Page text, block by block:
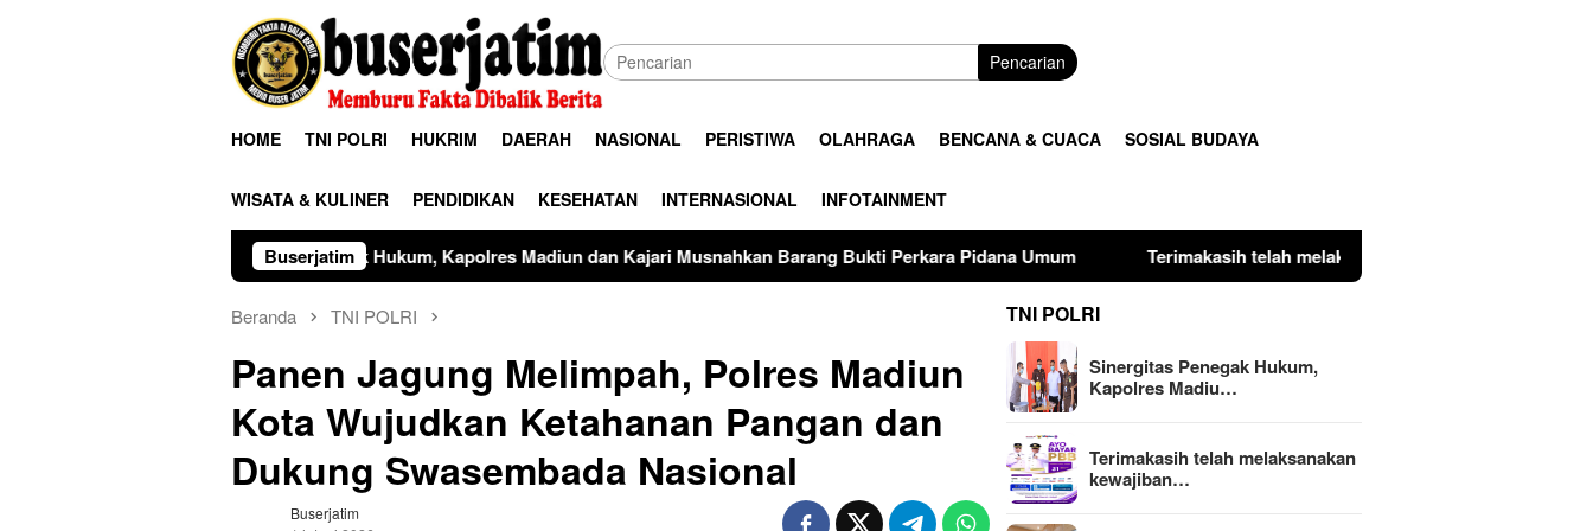
Pencarian
HOME TNI POLRI HUKRIM DAERAH NASIONAL PERISTIWA OLAHRAGA BENCANA & CUACA SOSIAL BUDAYA
WISATA & KULINER PENDIDIKAN KESEHATAN INTERNASIONAL INFOTAINMENT
Buserjatim
Penegak Hukum, Kapolres Madiun dan Kajari Musnahkan Barang Bukti Perkara Pidana Umum Terimakasih telah melaksanakan kewajiban perpajakan daerah tepat waktu
Beranda TNI POLRI
Panen Jagung Melimpah, Polres Madiun
Kota Wujudkan Ketahanan Pangan dan
Dukung Swasembada Nasional
Buserjatim
TNI POLRI
Sinergitas Penegak Hukum,
Kapolres Madiu…
Terimakasih telah melaksanakan
kewajiban…